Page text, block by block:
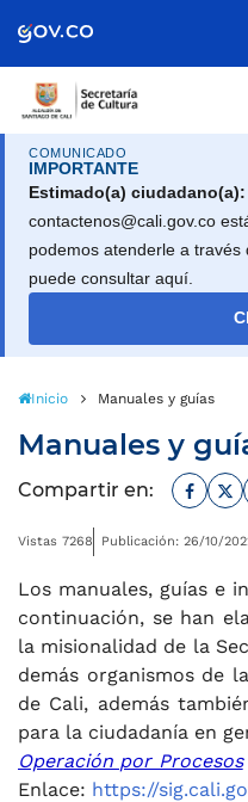
de
COMUNICADO
IMPORTANTE
Estimado(a) ciudadano(a):
contactenos@cali.gov.co
podemos atenderle a
puede consultar aquí.
Inicio Manuales y guías
Manuales y
Compartir en:
Vistas 7268 Publicación: 26/10/
Los manuales, guías e
continuación, se han
la misionalidad de la
demás organismos de
de Cali, además
para la ciudadanía en
Operación por Procesos
Enlace: https://